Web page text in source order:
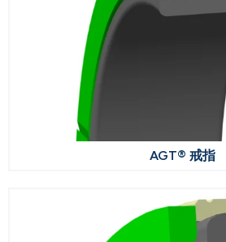
AGT® 戒指